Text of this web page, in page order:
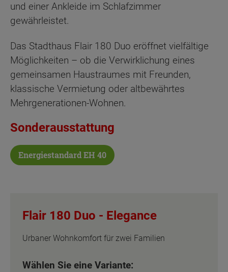
und einer Ankleide im Schlafzimmer
gewährleistet.
Das Stadthaus Flair 180 Duo eröffnet vielfältige
Möglichkeiten – ob die Verwirklichung eines
gemeinsamen Haustraumes mit Freunden,
klassische Vermietung oder altbewährtes
Mehrgenerationen-Wohnen.
Sonderausstattung
Energiestandard EH 40
Flair 180 Duo - Elegance
Urbaner Wohnkomfort für zwei Familien
Wählen Sie eine Variante: